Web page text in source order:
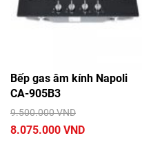
Bếp gas âm kính Napoli
CA-905B3
9.500.000 VND
8.075.000 VND